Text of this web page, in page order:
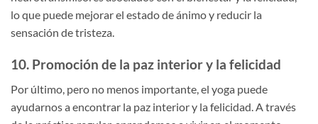
lo que puede mejorar el estado de ánimo y reducir la
sensación de tristeza.
10. Promoción de la paz interior y la felicidad
Por último, pero no menos importante, el yoga puede
ayudarnos a encontrar la paz interior y la felicidad. A través